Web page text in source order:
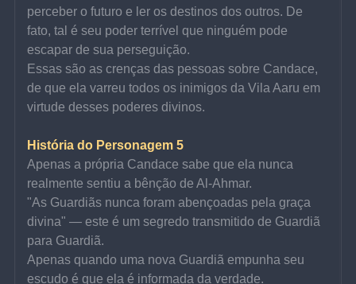
perceber o futuro e ler os destinos dos outros. De
fato, tal é seu poder terrível que ninguém pode
escapar de sua perseguição.
Essas são as crenças das pessoas sobre Candace,
de que ela varreu todos os inimigos da Vila Aaru em
virtude desses poderes divinos.
História do Personagem 5
Apenas a própria Candace sabe que ela nunca
realmente sentiu a bênção de Al-Ahmar.
"As Guardiãs nunca foram abençoadas pela graça
divina" — este é um segredo transmitido de Guardiã
para Guardiã.
Apenas quando uma nova Guardiã empunha seu
escudo é que ela é informada da verdade.